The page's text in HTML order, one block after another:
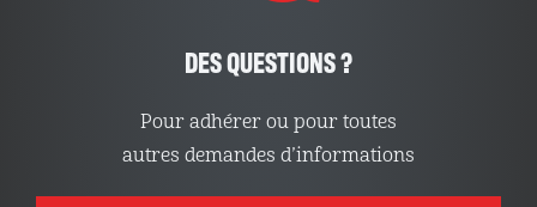
DES QUESTIONS ?
Pour adhérer ou pour toutes
autres demandes d’informations